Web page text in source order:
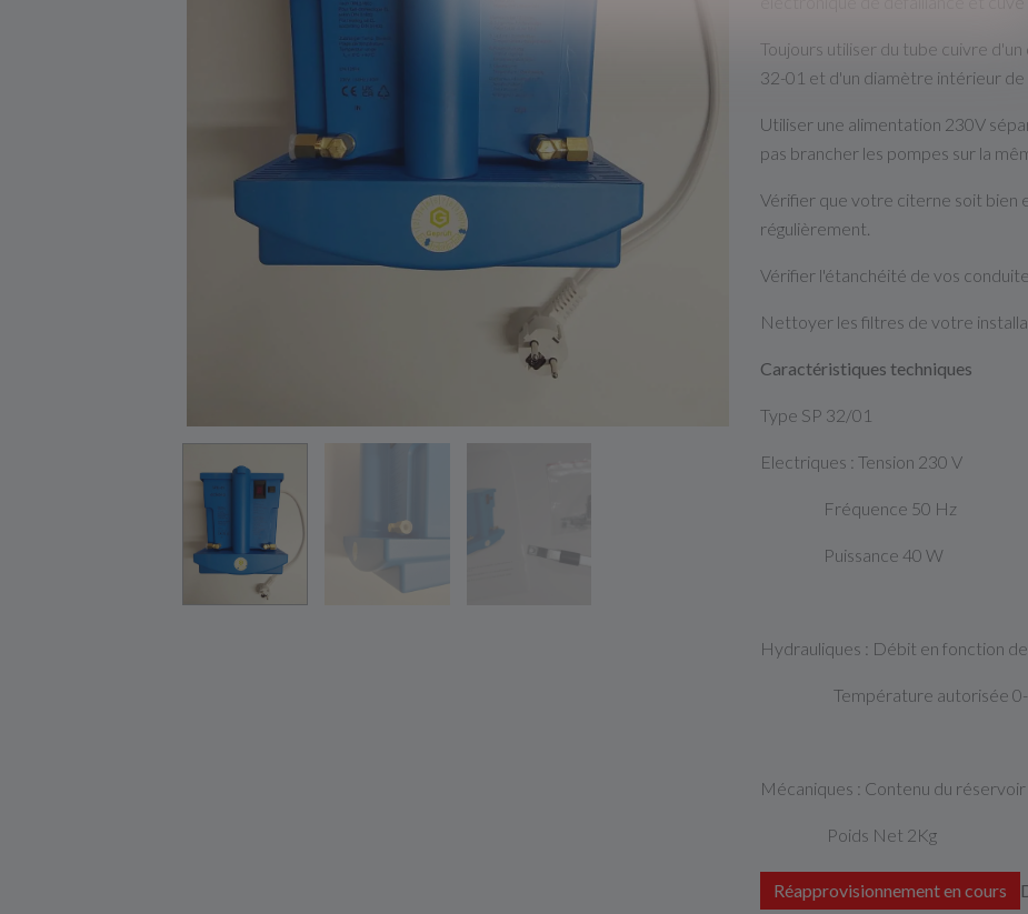
Toujours utiliser du tube cuivre
32-01 et d'un diamètre intérieur de
Utiliser une alimentation 230V
pas brancher les pompes sur la
Vérifier que votre citerne soit
régulièrement.
Vérifier l'étanchéité de vos
Nettoyer les filtres de votre
Caractéristiques techniques
Type SP 32/01
Electriques : Tension 230 V
Fréquence 50 Hz
Puissance 40 W
Hydrauliques : Débit en fonction
Température autorisée 0-
Mécaniques : Contenu du réservoir
Poids Net 2Kg
Réapprovisionnement en cours